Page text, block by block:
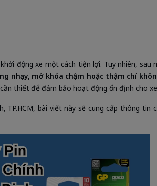
động xe một cách tiện lợi. Tuy nhiên, sau
nhạy, mở khóa chậm hoặc thậm chí
thiết để đảm bảo hoạt động ổn định cho
bài viết này sẽ cung cấp thông tin